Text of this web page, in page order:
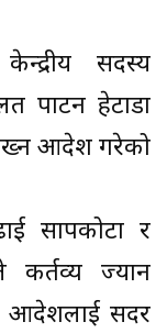
सदस्य
पाटन हेटौँडा
आदेश गरेको
सापकोटा र
कर्तव्य ज्यान
आदेशलाई सदर